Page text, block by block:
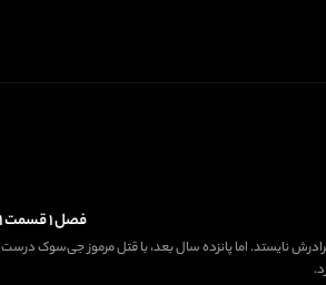
فصل ۱ قسمت ۱
نایستد. اما پانزده سال بعد، با قتل مرموز جی‌سوک درست